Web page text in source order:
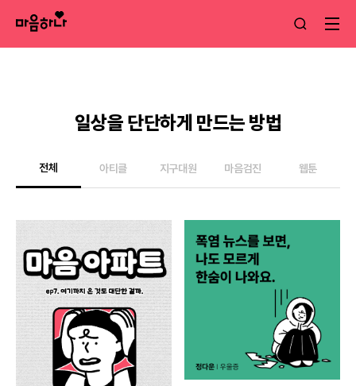
일상을 단단하게 만드는 방법
전체 아티클 지구대원 마음검진 웹툰